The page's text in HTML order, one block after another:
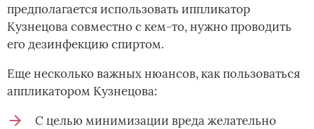
предполагается использовать иппликатор
Кузнецова совместно с кем-то, нужно проводить
его дезинфекцию спиртом.
Еще несколько важных нюансов, как пользоваться
аппликатором Кузнецова:
С целью минимизации вреда желательно